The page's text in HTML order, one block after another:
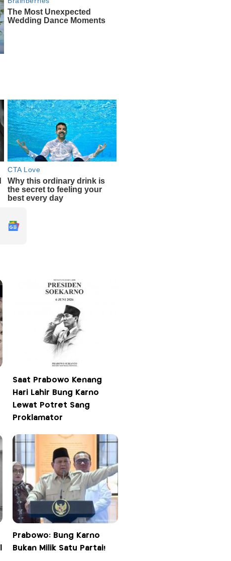
Saat Prabowo Kenang
Hari Lahir Bung Karno
Lewat Potret Sang
Proklamator
Prabowo: Bung Karno
Bukan Milik Satu Partai!